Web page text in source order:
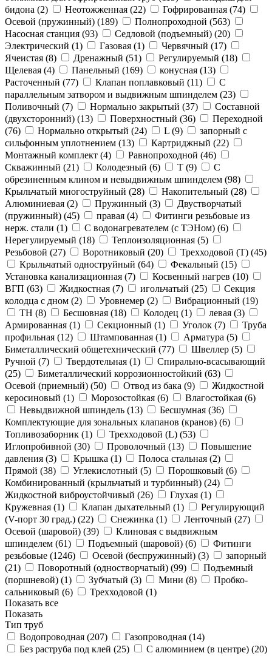
бидона (2) Неотожженная (22) Гофрированная (74)
Осевой (пружинный) (189) Полнопроходной (563)
Насосная станция (93) Седловой (подъемный) (20)
Электрический (1) Газовая (1) Червячный (17)
Ячеистая (8) Дренажный (51) Регулируемый (18)
Щелевая (4) Панельный (169) конусная (13)
Расточенный (77) Клапан поплавковый (11)
С
параллельным затвором и выдвижным шпинделем (23)
Поливочный (7) Нормально закрытый (37)
Составной
(двухсторонний) (13) Поверхностный (36)
Переходной
(76) Нормально открытый (24) L (9)
запорный с
сильфонным уплотнением (13) Картриджный (22)
Монтажный комплект (4) Равнопроходной (46)
Скважинный (21) Колодезный (6) T (9)
С
обрезиненным клином и невыдвижным шпинделем (98)
Крыльчатый многоструйный (28) Накопительный (28)
Алюминиевая (2) Пружинный (3)
Двустворчатый
(пружинный) (45) правая (4)
Фитинги резьбовые из
нерж. стали (1) С водонагревателем (с ТЭНом) (6)
Нерегулируемый (18) Теплоизоляционная (5)
Резьбовой (27) Воротниковый (20) Трехходовой (Т) (45)
Крыльчатый одноструйный (64) Фекальный (15)
Установка канализационная (7) Косвенный нагрев (10)
ВГП (63) Жидкостная (7) игольчатый (25)
Секция
колодца с дном (2) Уровнемер (2) Вибрационный (19)
ТН (8) Бесшовная (18) Колодец (1) левая (3)
Армированная (1) Секционный (1) Уголок (7)
Труба
профильная (12) Штампованная (1) Арматура (5)
Биметаллический общетехнический (77) Швеллер (5)
Ручной (7) Твердотельная (1)
Спирально-всасывающий
(25) Биметаллический коррозионностойкий (63)
Осевой (приемный) (50) Отвод из бака (9)
Жидкостной
керосиновый (1) Морозостойкая (6) Влагостойкая (6)
Невыдвижной шпиндель (13) Бесшумная (36)
Комплектующие для зональных клапанов (кранов) (6)
Топливозаборник (1) Трехходовой (L) (53)
Иглопробивной (30) Проволочный (13)
Повышение
давления (3) Крышка (1) Полоса стальная (2)
Прямой (38) Углекислотный (5) Порошковый (6)
Комбинированный (крыльчатый и турбинный) (24)
Жидкостной виброустойчивый (26) Глухая (1)
Кружевная (1) Клапан дыхательный (1)
Регулирующий
(V-порт 30 град.) (22) Снежинка (1) Ленточный (27)
Осевой (шаровой) (39)
Клиновая с выдвижным
шпинделем (61) Подъемный (шаровой) (6)
Фитинги
резьбовые (1246) Осевой (беспружинный) (3)
запорный
(21) Поворотный (одностворчатый) (99)
Подъемный
(поршневой) (1) Зубчатый (3) Мини (8)
Пробко-
сальниковый (6) Трехходовой (1)
Показать все
Показать
Тип труб
Водопроводная (207) Газопроводная (14)
Без раструба под клей (25) С алюминием (в центре) (20)